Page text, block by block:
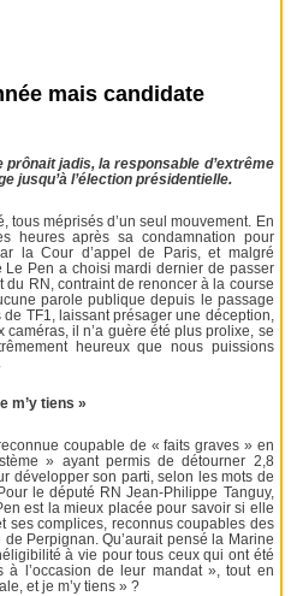
mais candidate
prônait jadis, la responsable d’extrême
jusqu’à l’élection présidentielle.
tous méprisés d’un seul mouvement. En
heures après sa condamnation pour
la Cour d’appel de Paris, et malgré
Pen a choisi mardi dernier de passer
RN, contraint de renoncer à la course
parole publique depuis le passage
TF1, laissant présager une déception,
il n’a guère été plus prolixe, se
heureux que nous puissions
m’y tiens »
coupable de « faits graves » en
» ayant permis de détourner 2,8
développer son parti, selon les mots de
le député RN Jean-Philippe Tanguy,
est la mieux placée pour savoir si elle
ses complices, reconnus coupables des
Perpignan. Qu’aurait pensé la Marine
à vie pour tous ceux qui ont été
à l’occasion de leur mandat », tout en
et je m’y tiens » ?